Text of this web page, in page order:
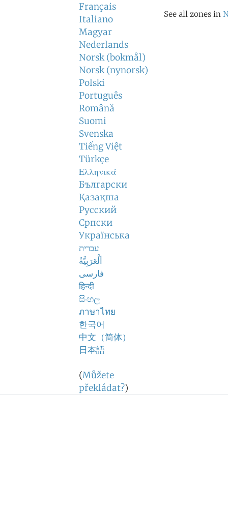
Français
Italiano
Magyar
Nederlands
Norsk (bokmål)
Norsk (nynorsk)
Polski
Português
Română
Suomi
Svenska
Tiếng Việt
Türkçe
Ελληνικά
Български
Қазақша
Русский
Српски
Українська
עברית
اَلْعَرَبِيَّةُ
فارسی
हिन्दी
සිංහල
ภาษาไทย
한국어
中文（简体）
日本語
(Můžete
překládat?)
See all zones in